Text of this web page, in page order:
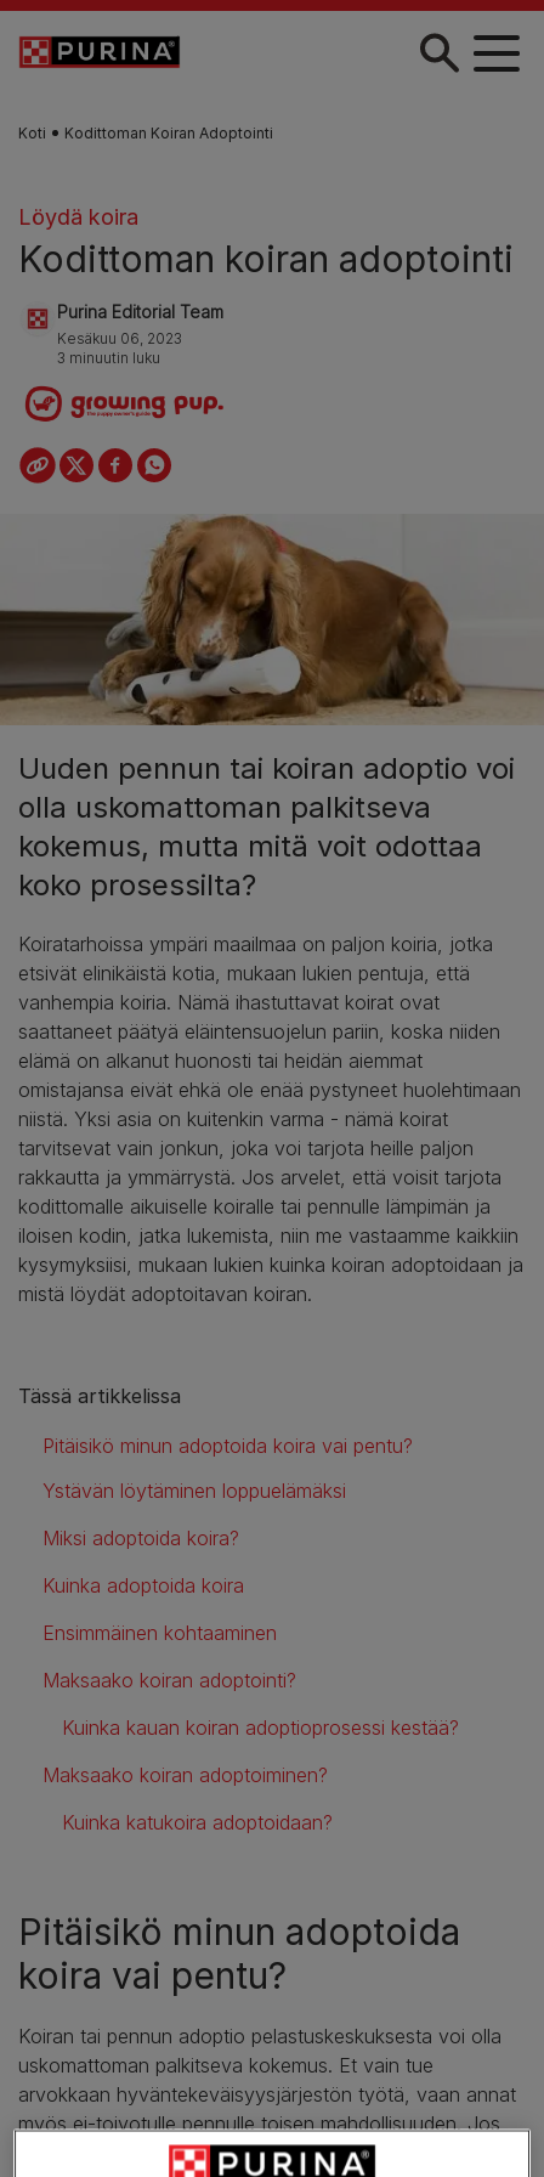
Skip to main content
Koti Kodittoman Koiran Adoptointi
Löydä koira
Kodittoman koiran adoptointi
Purina Editorial Team
Kesäkuu 06, 2023
3 minuutin luku
Uuden pennun tai koiran adoptio voi
olla uskomattoman palkitseva
kokemus, mutta mitä voit odottaa
koko prosessilta?
Koiratarhoissa ympäri maailmaa on paljon koiria, jotka
etsivät elinikäistä kotia, mukaan lukien pentuja, että
vanhempia koiria. Nämä ihastuttavat koirat ovat
saattaneet päätyä eläintensuojelun pariin, koska niiden
elämä on alkanut huonosti tai heidän aiemmat
omistajansa eivät ehkä ole enää pystyneet huolehtimaan
niistä. Yksi asia on kuitenkin varma - nämä koirat
tarvitsevat vain jonkun, joka voi tarjota heille paljon
rakkautta ja ymmärrystä. Jos arvelet, että voisit tarjota
kodittomalle aikuiselle koiralle tai pennulle lämpimän ja
iloisen kodin, jatka lukemista, niin me vastaamme kaikkiin
kysymyksiisi, mukaan lukien kuinka koiran adoptoidaan ja
mistä löydät adoptoitavan koiran.
Tässä artikkelissa
Pitäisikö minun adoptoida koira vai pentu?
Ystävän löytäminen loppuelämäksi
Miksi adoptoida koira?
Kuinka adoptoida koira
Ensimmäinen kohtaaminen
Maksaako koiran adoptointi?
Kuinka kauan koiran adoptioprosessi kestää?
Maksaako koiran adoptoiminen?
Kuinka katukoira adoptoidaan?
Pitäisikö minun adoptoida
koira vai pentu?
Koiran tai pennun adoptio pelastuskeskuksesta voi olla
uskomattoman palkitseva kokemus. Et vain tue
arvokkaan hyväntekeväisyysjärjestön työtä, vaan annat
myös ei-toivotulle pennulle toisen mahdollisuuden. Jos
harkitset koiran ottamista, sinun on päätettävä, onko